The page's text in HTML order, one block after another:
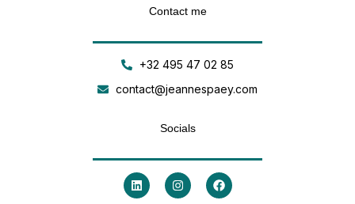
Contact me
+32 495 47 02 85
contact@jeannespaey.com
Socials
L
i
I
n
F
a